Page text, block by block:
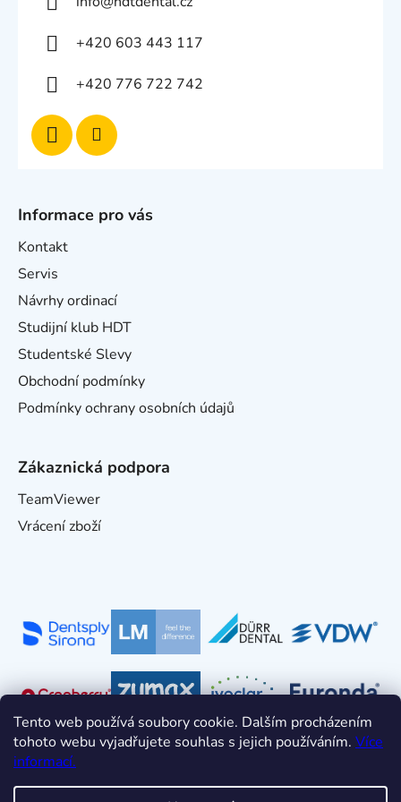
Tento web používá soubory cookie. Dalším procházením
tohoto webu vyjadřujete souhlas s jejich používáním. Více
informací.
+420 603 443 117
+420 776 722 742
Informace pro vás
Kontakt
Servis
Návrhy ordinací
Studijní klub HDT
Studentské Slevy
Obchodní podmínky
Podmínky ochrany osobních údajů
Zákaznická podpora
TeamViewer
Vrácení zboží